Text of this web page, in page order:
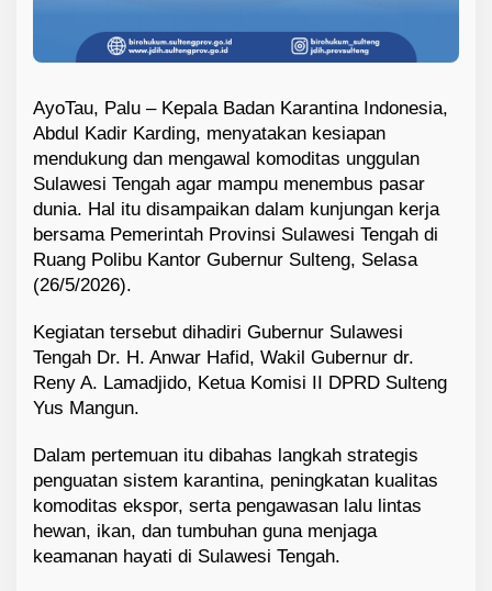
AyoTau, Palu – Kepala Badan Karantina Indonesia,
Abdul Kadir Karding, menyatakan kesiapan
mendukung dan mengawal komoditas unggulan
Sulawesi Tengah agar mampu menembus pasar
dunia. Hal itu disampaikan dalam kunjungan kerja
bersama Pemerintah Provinsi Sulawesi Tengah di
Ruang Polibu Kantor Gubernur Sulteng, Selasa
(26/5/2026).
Kegiatan tersebut dihadiri Gubernur Sulawesi
Tengah Dr. H. Anwar Hafid, Wakil Gubernur dr.
Reny A. Lamadjido, Ketua Komisi II DPRD Sulteng
Yus Mangun.
Dalam pertemuan itu dibahas langkah strategis
penguatan sistem karantina, peningkatan kualitas
komoditas ekspor, serta pengawasan lalu lintas
hewan, ikan, dan tumbuhan guna menjaga
keamanan hayati di Sulawesi Tengah.